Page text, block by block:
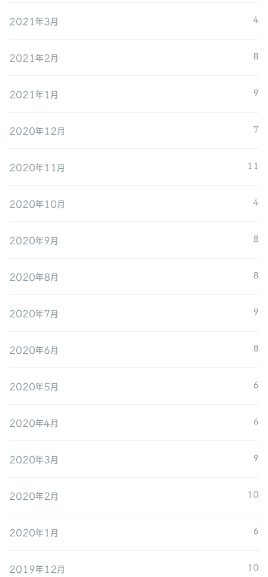
2021年3月 4
2021年2月 8
2021年1月 9
2020年12月 7
2020年11月 11
2020年10月 4
2020年9月 8
2020年8月 8
2020年7月 9
2020年6月 8
2020年5月 6
2020年4月 6
2020年3月 9
2020年2月 10
2020年1月 6
2019年12月 10